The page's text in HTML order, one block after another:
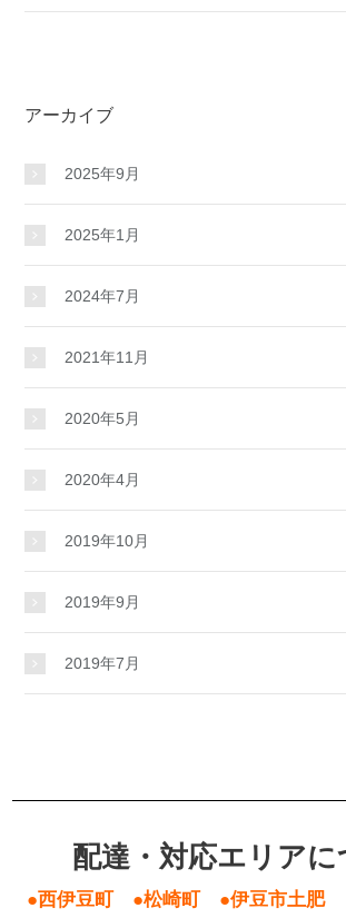
アーカイブ
2025年9月
2025年1月
2024年7月
2021年11月
2020年5月
2020年4月
2019年10月
2019年9月
2019年7月
配達・対応エリアに
●西伊豆町 ●松崎町 ●伊豆市土肥